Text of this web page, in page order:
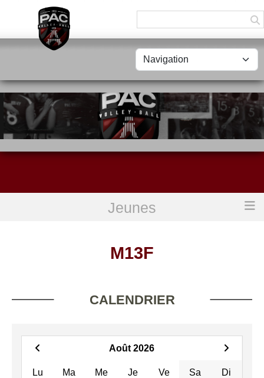
Jeunes
M13F
CALENDRIER
Août 2026
Lu Ma Me Je Ve Sa Di
Panneau de gestion des cookies